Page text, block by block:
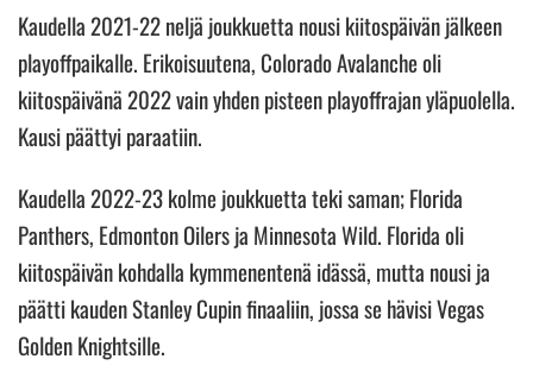
Kaudella 2021-22 neljä joukkuetta nousi kiitospäivän jälkeen
playoffpaikalle. Erikoisuutena, Colorado Avalanche oli
kiitospäivänä 2022 vain yhden pisteen playoffrajan yläpuolella.
Kausi päättyi paraatiin.
Kaudella 2022-23 kolme joukkuetta teki saman; Florida
Panthers, Edmonton Oilers ja Minnesota Wild. Florida oli
kiitospäivän kohdalla kymmenentenä idässä, mutta nousi ja
päätti kauden Stanley Cupin finaaliin, jossa se hävisi Vegas
Golden Knightsille.